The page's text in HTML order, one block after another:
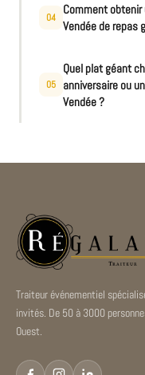
04
Comment
Vendée de repas
05
Quel plat géant
anniversaire ou
Vendée ?
Traiteur événementiel
invités. De 50 à 3000
Ouest.